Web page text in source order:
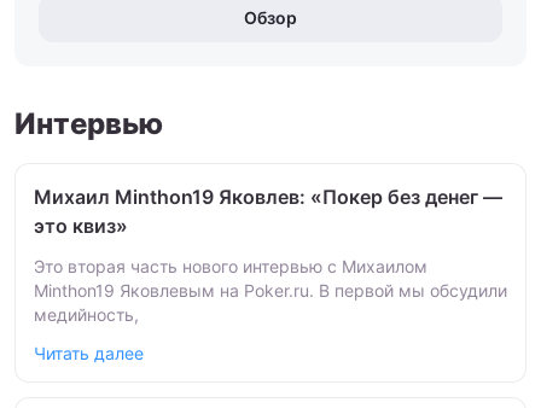
Обзор
Интервью
Михаил Minthon19 Яковлев: «Покер без денег —
это квиз»
Это вторая часть нового интервью с Михаилом
Minthon19 Яковлевым на Poker.ru. В первой мы обсудили
медийность,
Читать далее